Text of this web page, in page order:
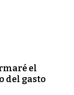
el
del gasto